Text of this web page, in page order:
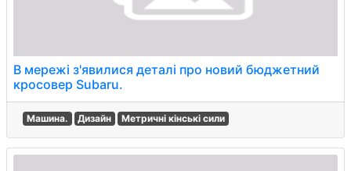
В мережі з'явилися деталі про новий бюджетний
кросовер Subaru.
Машина. Дизайн Метричні кінські сили